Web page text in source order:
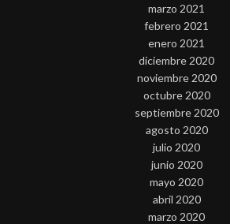
marzo 2021
febrero 2021
enero 2021
diciembre 2020
noviembre 2020
octubre 2020
septiembre 2020
agosto 2020
julio 2020
junio 2020
mayo 2020
abril 2020
marzo 2020